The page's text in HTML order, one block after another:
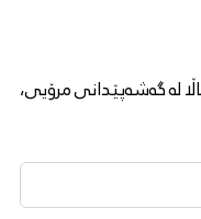
لە گه‌شه‌پێدانی مرۆیی،